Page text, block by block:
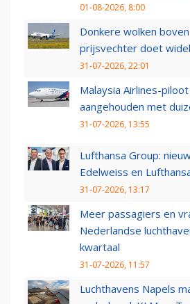
01-08-2026, 8:00
Donkere wolken
prijsvechter doet
31-07-2026, 22:01
Malaysia Airlines-
aangehouden met
31-07-2026, 13:55
Lufthansa Group:
Edelweiss en
31-07-2026, 13:17
Meer passagiers en
Nederlandse
kwartaal
31-07-2026, 11:57
Luchthavens Napels